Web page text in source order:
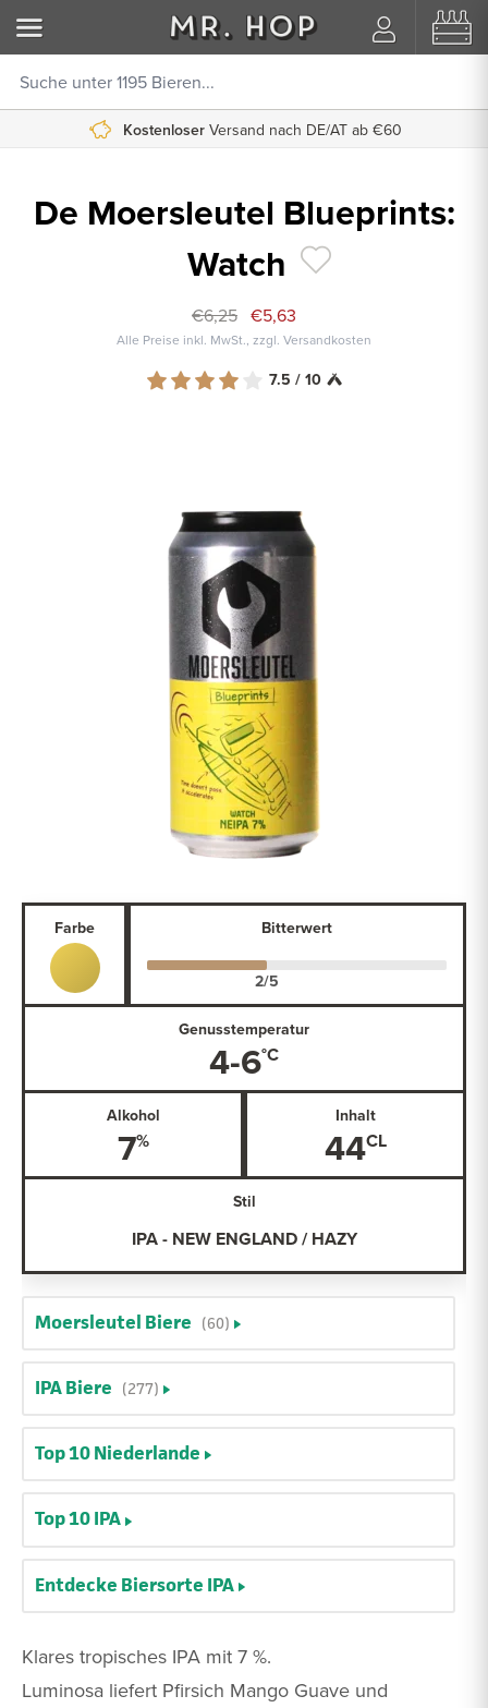
Kostenloser Versand nach DE/AT ab €60
De Moersleutel Blueprints:
Watch
€6,25 €5,63
Alle Preise inkl. MwSt., zzgl. Versandkosten
7.5 / 10
Klares tropisches IPA mit 7 %.
Luminosa liefert Pfirsich Mango Guave und
Farbe Bitterwert
Genusstemperatur
4-6
Alkohol
7
Inhalt
44
Stil
IPA - NEW ENGLAND / HAZY
Moersleutel Biere (60)
IPA Biere (277)
Top 10 Niederlande
Top 10 IPA
Entdecke Biersorte IPA